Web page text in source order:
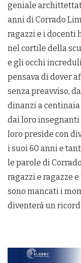
geniale
anni di Corrado
ragazzi e i docenti
nel cortile della
e gli occhi
pensava di dover
senza preavviso,
dinanzi a
dai loro
loro preside con
i suoi 60 anni e
le parole di
ragazzi e ragazze
sono mancati i
diventerà un